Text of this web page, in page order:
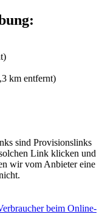
km entfernt)
sind Provisionslinks
Link klicken und
wir vom Anbieter eine
beim Online-